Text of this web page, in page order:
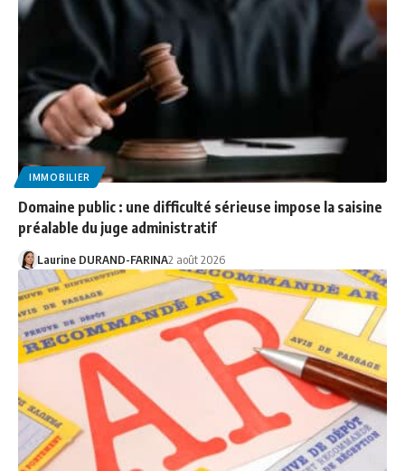
IMMOBILIER
Domaine public : une difficulté sérieuse impose la saisine
préalable du juge administratif
Laurine DURAND-FARINA2 août 2026